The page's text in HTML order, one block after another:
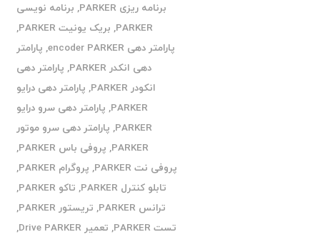
برنامه ریزی PARKER
, برنامه نویسی
PARKER
, بریک یونیت PARKER
,
پارامتر دهی encoder PARKER
, پارامتر
دهی انکدر PARKER
, پارامتر دهی
انکودر PARKER
, پارامتر دهی درایو
PARKER
, پارامتر دهی سرو درایو
PARKER
, پارامتر دهی سرو موتور
PARKER
, پروفی باس PARKER
,
پروفی نت PARKER
, پروگرام PARKER
,
تابلو کنترل PARKER
, تاکو PARKER
,
ترانس PARKER
, تریستور PARKER
,
تست PARKER
, تعمیر Drive PARKER
,